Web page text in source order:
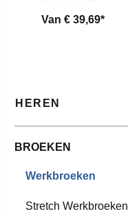
Van € 39,69*
HEREN
BROEKEN
Werkbroeken
Stretch Werkbroeken